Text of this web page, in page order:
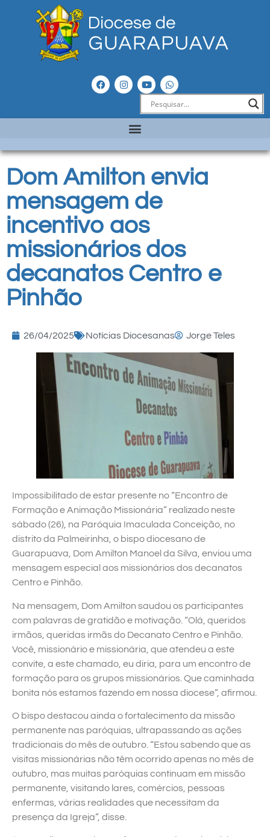
Dom Amilton envia
mensagem de
incentivo aos
missionários dos
decanatos Centro e
Pinhão
26/04/2025 Notícias Diocesanas Jorge Teles
Impossibilitado de estar presente no “Encontro de
Formação e Animação Missionária” realizado neste
sábado (26), na Paróquia Imaculada Conceição, no
distrito da Palmeirinha, o bispo diocesano de
Guarapuava, Dom Amilton Manoel da Silva, enviou uma
mensagem especial aos missionários dos decanatos
Centro e Pinhão.
Na mensagem, Dom Amilton saudou os participantes
com palavras de gratidão e motivação. “Olá, queridos
irmãos, queridas irmãs do Decanato Centro e Pinhão.
Você, missionário e missionária, que atendeu a este
convite, a este chamado, eu diria, para um encontro de
formação para os grupos missionários. Que caminhada
bonita nós estamos fazendo em nossa diocese”, afirmou.
O bispo destacou ainda o fortalecimento da missão
permanente nas paróquias, ultrapassando as ações
tradicionais do mês de outubro. “Estou sabendo que as
visitas missionárias não têm ocorrido apenas no mês de
outubro, mas muitas paróquias continuam em missão
permanente, visitando lares, comércios, pessoas
enfermas, várias realidades que necessitam da
presença da Igreja”, disse.